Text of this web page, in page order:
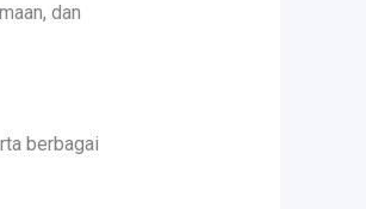
dan
berbagai